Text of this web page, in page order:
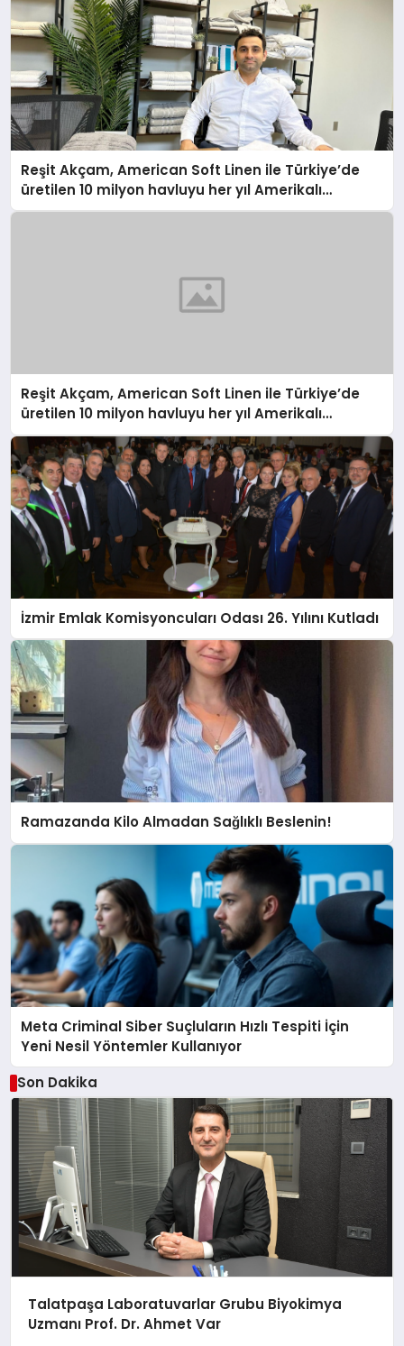
Reşit Akçam, American Soft Linen ile Türkiye’de
üretilen 10 milyon havluyu her yıl Amerikalı
tüketicilerle buluşturuyor
Reşit Akçam, American Soft Linen ile Türkiye’de
üretilen 10 milyon havluyu her yıl Amerikalı
tüketicilerle buluşturuyor
İzmir Emlak Komisyoncuları Odası 26. Yılını Kutladı
Ramazanda Kilo Almadan Sağlıklı Beslenin!
Meta Criminal Siber Suçluların Hızlı Tespiti İçin
Yeni Nesil Yöntemler Kullanıyor
Son Dakika
Talatpaşa Laboratuvarlar Grubu Biyokimya
Uzmanı Prof. Dr. Ahmet Var